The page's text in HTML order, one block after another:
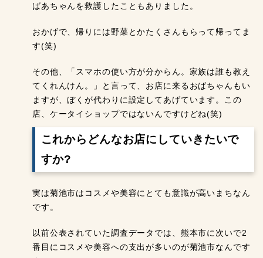
ばあちゃんを救護したこともありました。
おかげで、帰りには野菜とかたくさんもらって帰ってま
す(笑)
その他、「スマホの使い方が分からん。家族は誰も教え
てくれんけん。」と言って、お店に来るおばちゃんもい
ますが、ぼくが代わりに設定してあげています。この
店、ケータイショップではないんですけどね(笑)
これからどんなお店にしていきたいで
すか?
実は菊池市はコスメや美容にとても意識が高いまちなん
です。
以前公表されていた調査データでは、熊本市に次いで2
番目にコスメや美容への支出が多いのが菊池市なんです